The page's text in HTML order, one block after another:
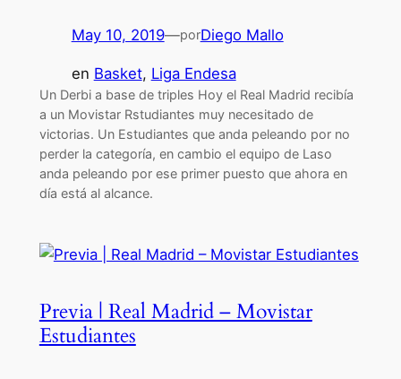
May 10, 2019—porDiego Mallo
en Basket, Liga Endesa
Un Derbi a base de triples Hoy el Real Madrid recibía
a un Movistar Rstudiantes muy necesitado de
victorias. Un Estudiantes que anda peleando por no
perder la categoría, en cambio el equipo de Laso
anda peleando por ese primer puesto que ahora en
día está al alcance.
Previa | Real Madrid – Movistar
Estudiantes